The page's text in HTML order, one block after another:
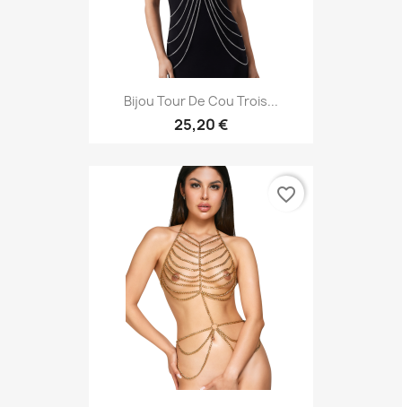
Bijou Tour De Cou Trois...
25,20 €
favorite_border